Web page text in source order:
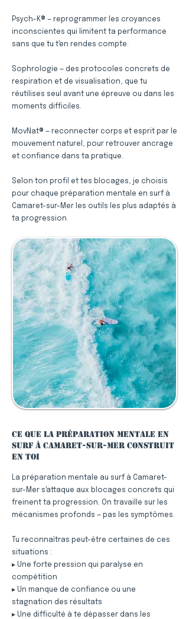
Psych-K® — reprogrammer les croyances
inconscientes qui limitent ta performance
sans que tu t'en rendes compte.
Sophrologie — des protocoles concrets de
respiration et de visualisation, que tu
réutilises seul avant une épreuve ou dans les
moments difficiles.
MovNat® — reconnecter corps et esprit par le
mouvement naturel, pour retrouver ancrage
et confiance dans ta pratique.
Selon ton profil et tes blocages, je choisis
pour chaque préparation mentale en surf à
Camaret-sur-Mer les outils les plus adaptés à
ta progression.
Ce que la préparation mentale en
surf à Camaret-sur-Mer construit
en toi
La préparation mentale au surf à Camaret-
sur-Mer s'attaque aux blocages concrets qui
freinent ta progression. On travaille sur les
mécanismes profonds — pas les symptômes.
Tu reconnaîtras peut-être certaines de ces
situations :
▸ Une forte pression qui paralyse en
compétition
▸ Un manque de confiance ou une
stagnation des résultats
▸ Une difficulté à te dépasser dans les